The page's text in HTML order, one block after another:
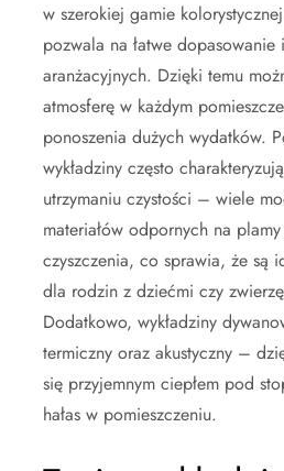
w szerokiej gamie
pozwala na łatwe
aranżacyjnych. Dzięki temu
atmosferę w każdym
ponoszenia dużych wydatków.
wykładziny często
utrzymaniu czystości – wiele
materiałów odpornych na
czyszczenia, co sprawia, że są
dla rodzin z dziećmi czy
Dodatkowo, wykładziny
termiczny oraz akustyczny –
się przyjemnym ciepłem pod
hałas w pomieszczeniu.